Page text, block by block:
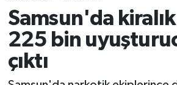
Samsun'da
225 bin
çıktı
Rize Jandarma Komutanlığı
Bilim Teknoloji
Süper Lig Puan Durumu ve
Tüm Manşetler